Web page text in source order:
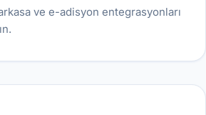
ve e-adisyon entegrasyonları